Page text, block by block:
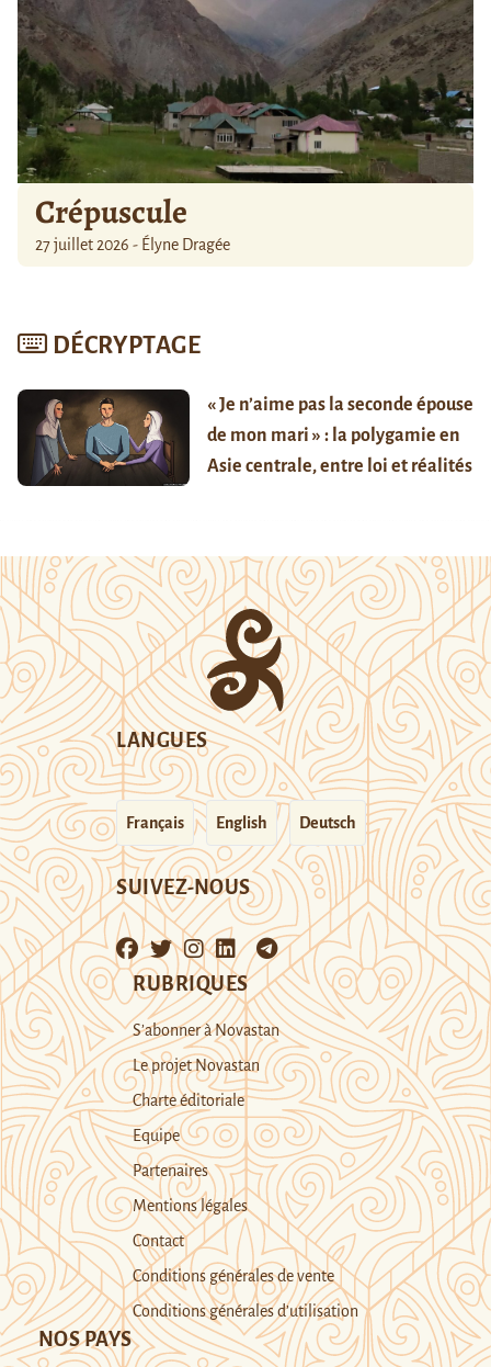
Crépuscule
27 juillet 2026 - Élyne Dragée
DÉCRYPTAGE
« Je n’aime pas la seconde épouse
de mon mari » : la polygamie en
Asie centrale, entre loi et réalités
LANGUES
Français English Deutsch
SUIVEZ-NOUS
RUBRIQUES
S’abonner à Novastan
Le projet Novastan
Charte éditoriale
Equipe
Partenaires
Mentions légales
Contact
Conditions générales de vente
Conditions générales d’utilisation
NOS PAYS